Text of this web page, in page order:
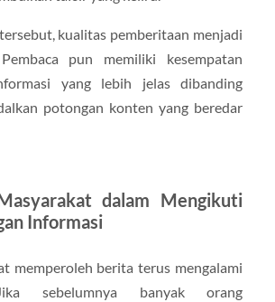
kualitas pemberitaan menjadi
pun memiliki kesempatan
yang lebih jelas dibanding
potongan konten yang beredar
dalam Mengikuti
Informasi
memperoleh berita terus mengalami
sebelumnya banyak orang